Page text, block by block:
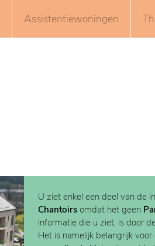
Assistentiewoningen
U ziet enkel een deel van de
Chantoirs omdat het geen
informatie die u ziet, is door
Het is namelijk belangrijk